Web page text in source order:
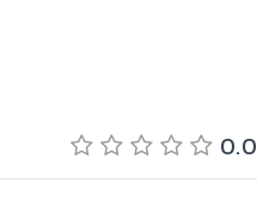
0.0